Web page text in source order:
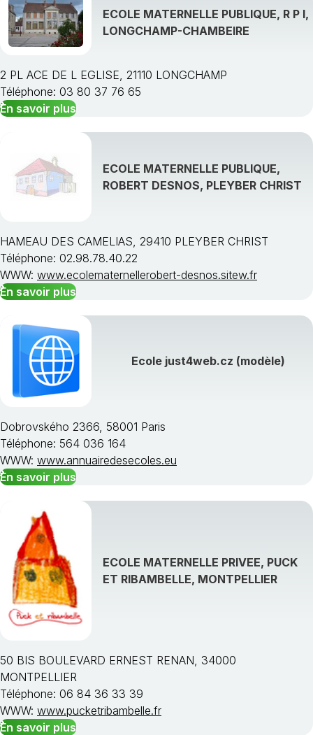
ECOLE MATERNELLE PUBLIQUE, R P I,
LONGCHAMP-CHAMBEIRE
2 PL ACE DE L EGLISE, 21110 LONGCHAMP
Téléphone: 03 80 37 76 65
En savoir plus
ECOLE MATERNELLE PUBLIQUE,
ROBERT DESNOS, PLEYBER CHRIST
HAMEAU DES CAMELIAS, 29410 PLEYBER CHRIST
Téléphone: 02.98.78.40.22
WWW: www.ecolematernellerobert-desnos.sitew.fr
En savoir plus
Ecole just4web.cz (modèle)
Dobrovského 2366, 58001 Paris
Téléphone: 564 036 164
WWW: www.annuairedesecoles.eu
En savoir plus
ECOLE MATERNELLE PRIVEE, PUCK
ET RIBAMBELLE, MONTPELLIER
50 BIS BOULEVARD ERNEST RENAN, 34000
MONTPELLIER
Téléphone: 06 84 36 33 39
WWW: www.pucketribambelle.fr
En savoir plus